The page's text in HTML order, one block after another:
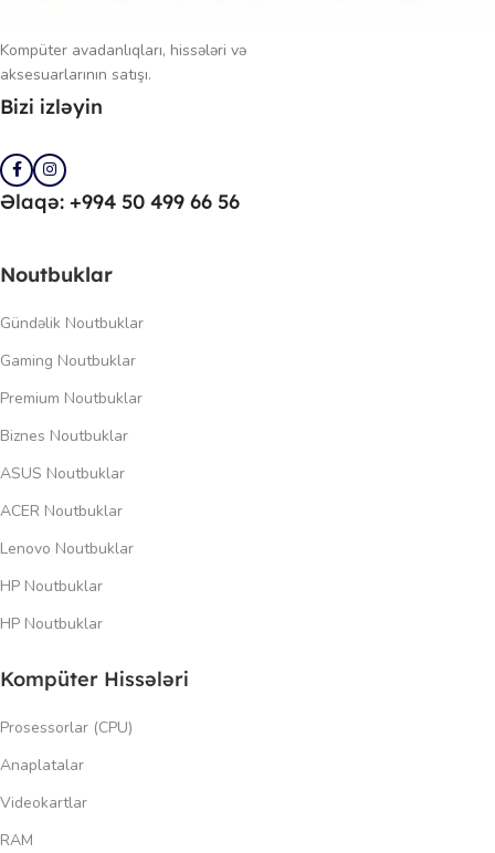
Kompüter avadanlıqları, hissələri və
aksesuarlarının satışı.
Bizi izləyin
Əlaqə: +994 50 499 66 56
Noutbuklar
Gündəlik Noutbuklar
Gaming Noutbuklar
Premium Noutbuklar
Biznes Noutbuklar
ASUS Noutbuklar
ACER Noutbuklar
Lenovo Noutbuklar
HP Noutbuklar
HP Noutbuklar
Kompüter Hissələri
Prosessorlar (CPU)
Anaplatalar
Videokartlar
RAM